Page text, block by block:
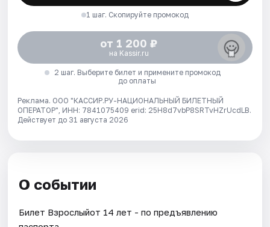
1 шаг. Скопируйте промокод
от 1 200 ₽
на Kassir.ru
2 шаг. Выберите билет и примените промокод
до оплаты
Реклама. ООО "КАССИР.РУ-НАЦИОНАЛЬНЫЙ БИЛЕТНЫЙ
ОПЕРАТОР", ИНН: 7841075409 erid: 25H8d7vbP8SRTvHZrUcdLB.
Действует до 31 августа 2026
О событии
Билет Взрослыйот 14 лет - по предъявлению